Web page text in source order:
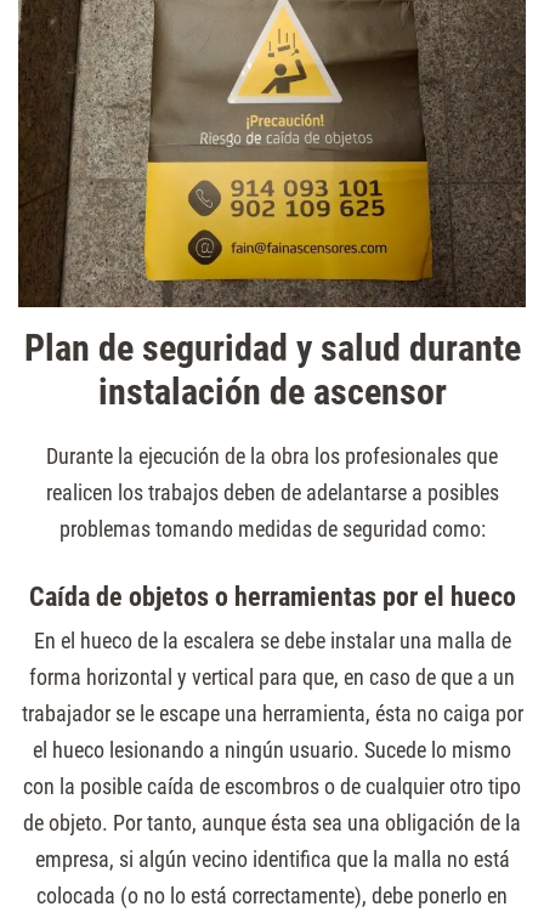
Plan de seguridad y salud durante
instalación de ascensor
Durante la ejecución de la obra los profesionales que
realicen los trabajos deben de adelantarse a posibles
problemas tomando medidas de seguridad como:
Caída de objetos o herramientas por el hueco
En el hueco de la escalera se debe instalar una malla de
forma horizontal y vertical para que, en caso de que a un
trabajador se le escape una herramienta, ésta no caiga por
el hueco lesionando a ningún usuario. Sucede lo mismo
con la posible caída de escombros o de cualquier otro tipo
de objeto. Por tanto, aunque ésta sea una obligación de la
empresa, si algún vecino identifica que la malla no está
colocada (o no lo está correctamente), debe ponerlo en